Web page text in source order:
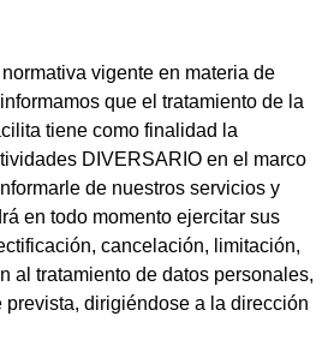
vigente en materia de
que el tratamiento de la
tiene como finalidad la
DIVERSARIO en el marco
de nuestros servicios y
en todo momento ejercitar sus
cancelación, limitación,
al tratamiento de datos personales,
prevista, dirigiéndose a la dirección